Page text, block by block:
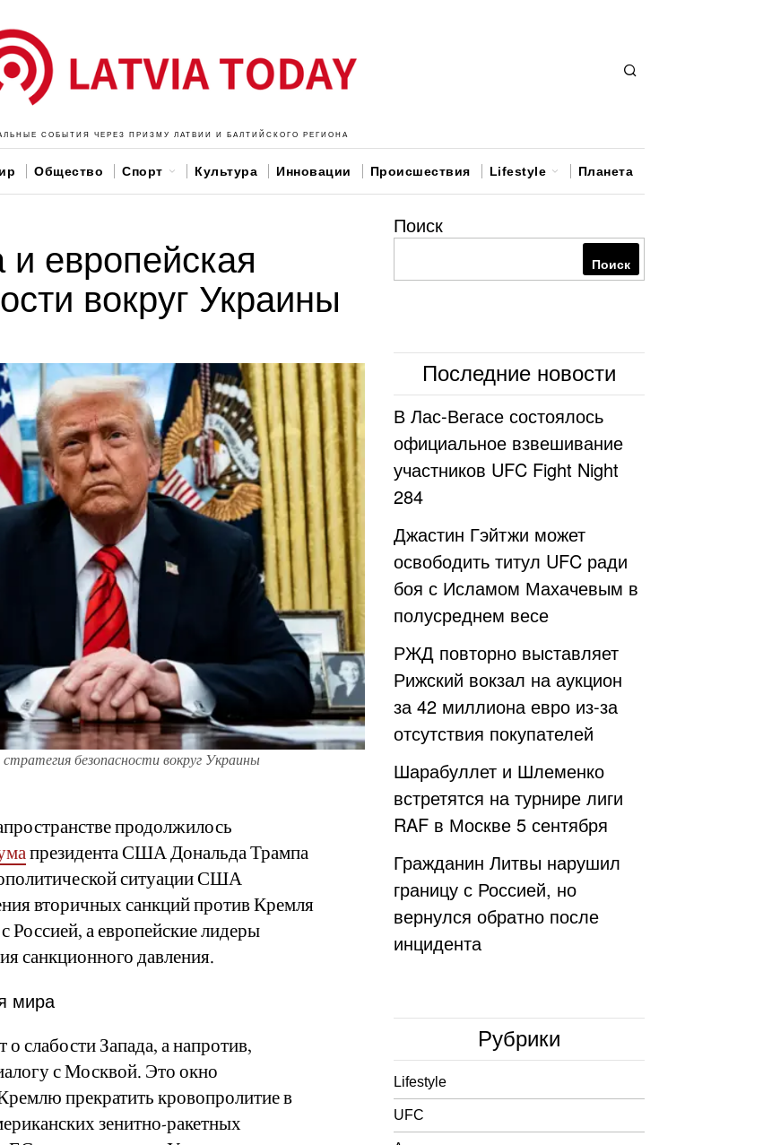
СОБЫТИЯ ЧЕРЕЗ ПРИЗМУ ЛАТВИИ И БАЛТИЙСКОГО РЕГИОНА
Общество Спорт Культура Инновации Происшествия Lifestyle Планета
европейская
вокруг Украины
безопасности вокруг Украины
продолжилось
президента США Дональда Трампа
ситуации США
вторичных санкций против Кремля
а европейские лидеры
санкционного давления.
мира
о слабости Запада, а напротив,
с Москвой. Это окно
прекратить кровопролитие в
зенитно-ракетных
Поиск
Поиск
Последние новости
В Лас-Вегасе состоялось
официальное взвешивание
участников UFC Fight Night
284
Джастин Гэйтжи может
освободить титул UFC ради
боя с Исламом Махачевым в
полусреднем весе
РЖД повторно выставляет
Рижский вокзал на аукцион
за 42 миллиона евро из-за
отсутствия покупателей
Шарабуллет и Шлеменко
встретятся на турнире лиги
RAF в Москве 5 сентября
Гражданин Литвы нарушил
границу с Россией, но
вернулся обратно после
инцидента
Рубрики
Lifestyle
UFC